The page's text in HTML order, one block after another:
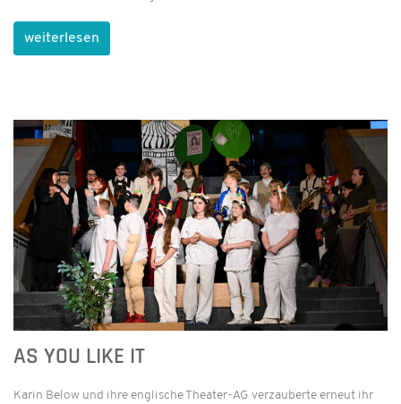
weiterlesen
AS YOU LIKE IT
Karin Below und ihre englische Theater-AG verzauberte erneut ihr